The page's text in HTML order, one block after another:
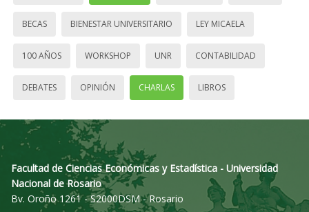
BECAS BIENESTAR UNIVERSITARIO LEY MICAELA
100 AÑOS WORKSHOP UNR CONTABILIDAD
DEBATES OPINIÓN CHARLAS LIBROS
Facultad de Ciencias Económicas y Estadística - Universidad
Nacional de Rosario
Bv. Oroño 1261 - S2000DSM - Rosario